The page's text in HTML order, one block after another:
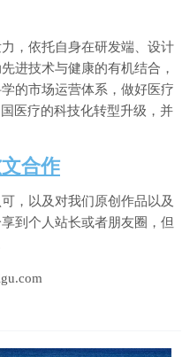
，依托自身在研发端、设计
进技术与健康的有机结合，
的市场运营体系，做好医疗
医疗的科技化转型升级，并
合作
，以及对我们原创作品以及
到个人站长或者朋友圈，但